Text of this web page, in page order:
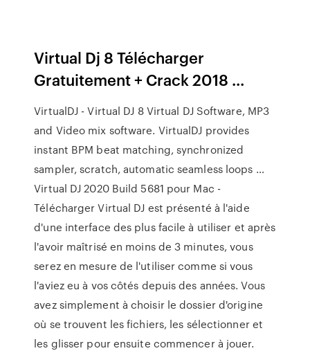
Virtual Dj 8 Télécharger
Gratuitement + Crack 2018 ...
VirtualDJ - Virtual DJ 8 Virtual DJ Software, MP3
and Video mix software. VirtualDJ provides
instant BPM beat matching, synchronized
sampler, scratch, automatic seamless loops …
Virtual DJ 2020 Build 5681 pour Mac -
Télécharger Virtual DJ est présenté à l'aide
d'une interface des plus facile à utiliser et après
l'avoir maîtrisé en moins de 3 minutes, vous
serez en mesure de l'utiliser comme si vous
l'aviez eu à vos côtés depuis des années. Vous
avez simplement à choisir le dossier d'origine
où se trouvent les fichiers, les sélectionner et
les glisser pour ensuite commencer à jouer.